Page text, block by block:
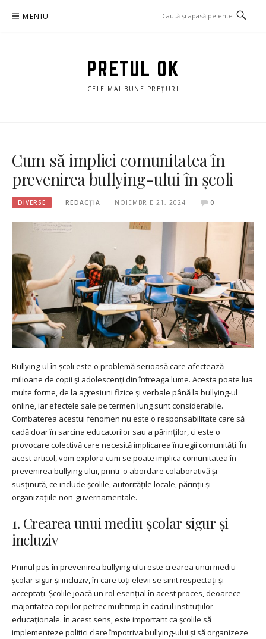
MENIU
PRETUL OK
CELE MAI BUNE PREȚURI
Cum să implici comunitatea în
prevenirea bullying-ului în școli
DIVERSE REDACȚIA NOIEMBRIE 21, 2024 0
Bullying-ul în școli este o problemă serioasă care afectează
milioane de copii și adolescenți din întreaga lume. Acesta poate lua
multe forme, de la agresiuni fizice și verbale până la bullying-ul
online, iar efectele sale pe termen lung sunt considerabile.
Combaterea acestui fenomen nu este o responsabilitate care să
cadă doar în sarcina educatorilor sau a părinților, ci este o
provocare colectivă care necesită implicarea întregii comunități. În
acest articol, vom explora cum se poate implica comunitatea în
prevenirea bullying-ului, printr-o abordare colaborativă și
susținută, ce include școlile, autoritățile locale, părinții și
organizațiile non-guvernamentale.
1. Crearea unui mediu școlar sigur și
incluziv
Primul pas în prevenirea bullying-ului este crearea unui mediu
școlar sigur și incluziv, în care toți elevii se simt respectați și
acceptați. Școlile joacă un rol esențial în acest proces, deoarece
majoritatea copiilor petrec mult timp în cadrul instituțiilor
educaționale. În acest sens, este important ca școlile să
implementeze politici clare împotriva bullying-ului și să organizeze